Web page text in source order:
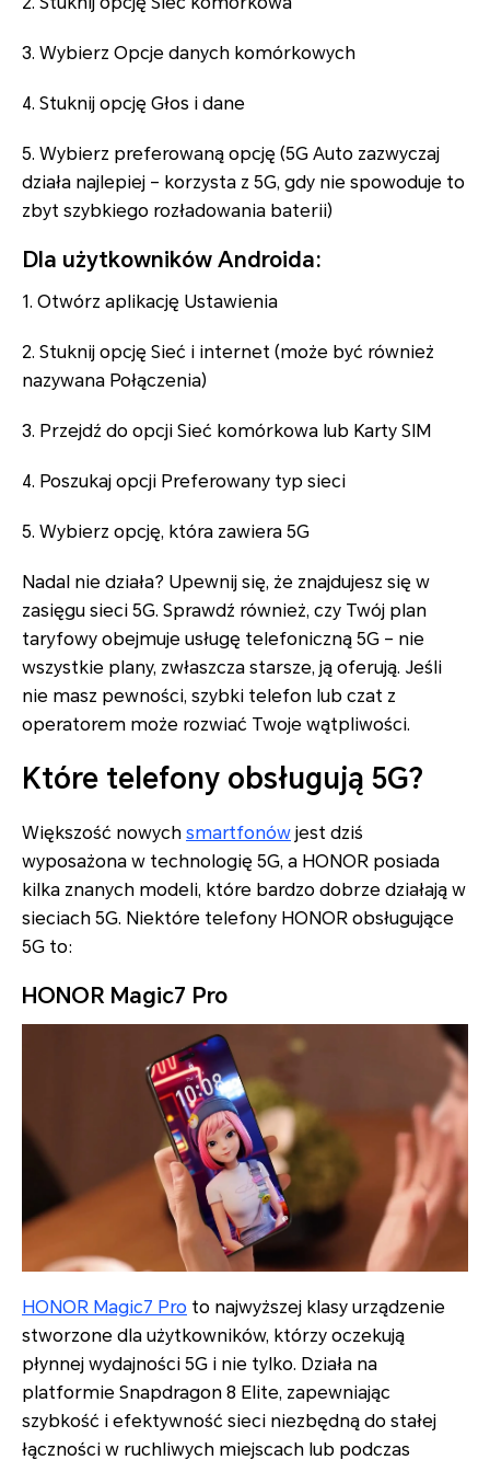
3. Wybierz Opcje danych komórkowych
4. Stuknij opcję Głos i dane
5. Wybierz preferowaną opcję (5G Auto zazwyczaj
działa najlepiej – korzysta z 5G, gdy nie spowoduje to
zbyt szybkiego rozładowania baterii)
Dla użytkowników Androida:
1. Otwórz aplikację Ustawienia
2. Stuknij opcję Sieć i internet (może być również
nazywana Połączenia)
3. Przejdź do opcji Sieć komórkowa lub Karty SIM
4. Poszukaj opcji Preferowany typ sieci
5. Wybierz opcję, która zawiera 5G
Nadal nie działa? Upewnij się, że znajdujesz się w
zasięgu sieci 5G. Sprawdź również, czy Twój plan
taryfowy obejmuje usługę telefoniczną 5G – nie
wszystkie plany, zwłaszcza starsze, ją oferują. Jeśli
nie masz pewności, szybki telefon lub czat z
operatorem może rozwiać Twoje wątpliwości.
Które telefony obsługują 5G?
Większość nowych smartfonów jest dziś
wyposażona w technologię 5G, a HONOR posiada
kilka znanych modeli, które bardzo dobrze działają w
sieciach 5G. Niektóre telefony HONOR obsługujące
5G to:
HONOR Magic7 Pro
HONOR Magic7 Pro to najwyższej klasy urządzenie
stworzone dla użytkowników, którzy oczekują
płynnej wydajności 5G i nie tylko. Działa na
platformie Snapdragon 8 Elite, zapewniając
szybkość i efektywność sieci niezbędną do stałej
łączności w ruchliwych miejscach lub podczas